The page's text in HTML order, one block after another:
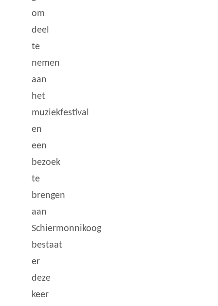
om
deel
te
nemen
aan
het
muziekfestival
en
een
bezoek
te
brengen
aan
Schiermonnikoog
bestaat
er
deze
keer